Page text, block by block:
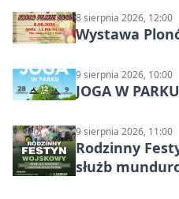
8 sierpnia 2026, 12:00
Wystawa
9 sierpnia 2026, 10:00
JOGA W
9 sierpnia 2026, 11:00
Rodzinny
służb